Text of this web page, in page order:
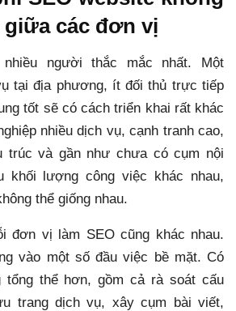
các đơn vị
người thắc mắc nhất. Một
tại địa phương, ít đối thủ trực tiếp
tốt sẽ có cách triển khai rất khác
nhiều dịch vụ, cạnh tranh cao,
trúc và gần như chưa có cụm nội
khối lượng công việc khác nhau,
thể giống nhau.
đơn vị làm SEO cũng khác nhau.
vào một số đầu việc bề mặt. Có
tổng thể hơn, gồm cả rà soát cấu
trang dịch vụ, xây cụm bài viết,